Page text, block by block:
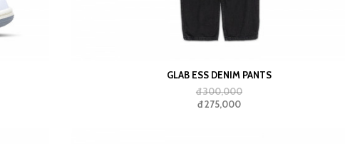
GLAB ESS DENIM PANTS
đ 300,000
đ 275,000